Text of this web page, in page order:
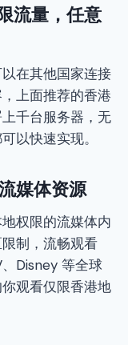
流量，任意
在其他国家连接
上面推荐的香港
千台服务器，无
以快速实现。
媒体资源
权限的流媒体内
制，流畅观看
Disney 等全球
观看仅限香港地